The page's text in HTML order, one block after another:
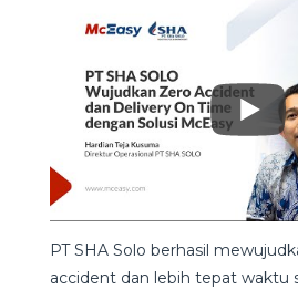
PT SHA Solo berhasil
accident dan lebih tepat waktu